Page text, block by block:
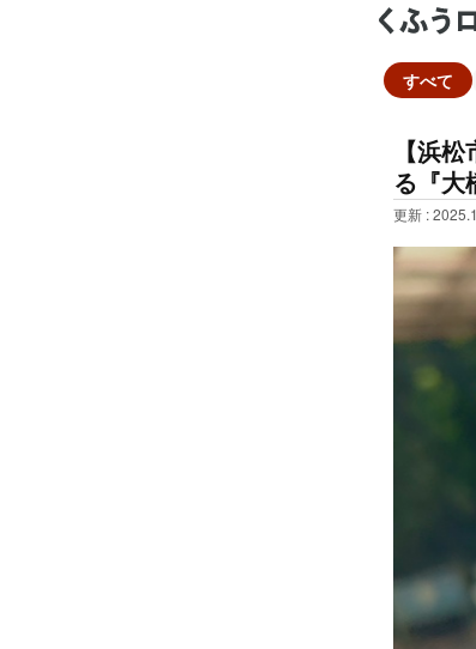
すべて
【浜
る『大
更新 :